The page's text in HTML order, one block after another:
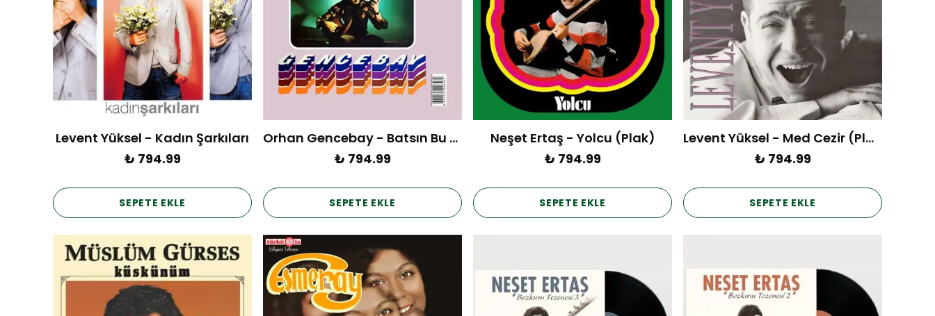
Levent Yüksel - Kadın Şarkıları
₺ 794.99
SEPETE EKLE
Orhan Gencebay - Batsın Bu Dünya (Plak)
₺ 794.99
SEPETE EKLE
Neşet Ertaş - Yolcu (Plak)
₺ 794.99
SEPETE EKLE
Levent Yüksel - Med Cezir (Plak)
₺ 794.99
SEPETE EKLE